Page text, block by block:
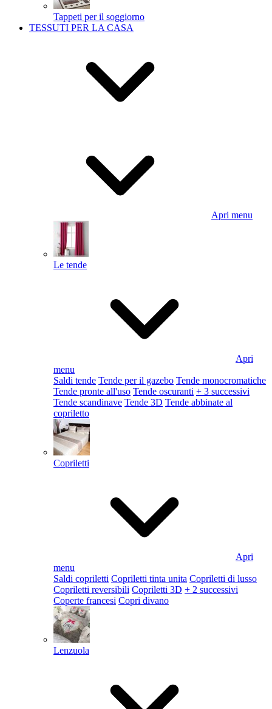
Tappeti per il soggiorno
TESSUTI PER LA CASA
Apri menu
Le tende
Apri
menu
Saldi tende Tende per il gazebo Tende monocromatiche
Tende pronte all'uso Tende oscuranti + 3 successivi
Tende scandinave Tende 3D Tende abbinate al
copriletto
Copriletti
Apri
menu
Saldi copriletti Copriletti tinta unita Copriletti di lusso
Copriletti reversibili Copriletti 3D + 2 successivi
Coperte francesi Copri divano
Lenzuola